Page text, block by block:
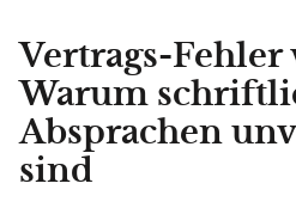
Vertrags-Fehler
Warum
Absprachen
sind